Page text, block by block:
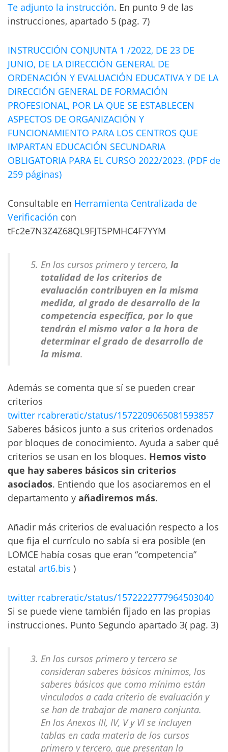
Te adjunto la instrucción. En punto 9 de las
instrucciones, apartado 5 (pag. 7)
INSTRUCCIÓN CONJUNTA 1 /2022, DE 23 DE
JUNIO, DE LA DIRECCIÓN GENERAL DE
ORDENACIÓN Y EVALUACIÓN EDUCATIVA Y DE LA
DIRECCIÓN GENERAL DE FORMACIÓN
PROFESIONAL, POR LA QUE SE ESTABLECEN
ASPECTOS DE ORGANIZACIÓN Y
FUNCIONAMIENTO PARA LOS CENTROS QUE
IMPARTAN EDUCACIÓN SECUNDARIA
OBLIGATORIA PARA EL CURSO 2022/2023. (PDF de
259 páginas)
Consultable en Herramienta Centralizada de
Verificación con
tFc2e7N3Z4Z68QL9FJT5PMHC4F7YYM
En los cursos primero y tercero, la
totalidad de los criterios de
evaluación contribuyen en la misma
medida, al grado de desarrollo de la
competencia específica, por lo que
tendrán el mismo valor a la hora de
determinar el grado de desarrollo de
la misma.
Además se comenta que sí se pueden crear
criterios
twitter rcabreratic/status/1572209065081593857
Saberes básicos junto a sus criterios ordenados
por bloques de conocimiento. Ayuda a saber qué
criterios se usan en los bloques. Hemos visto
que hay saberes básicos sin criterios
asociados. Entiendo que los asociaremos en el
departamento y añadiremos más.
Añadir más criterios de evaluación respecto a los
que fija el currículo no sabía si era posible (en
LOMCE había cosas que eran “competencia”
estatal art6.bis )
twitter rcabreratic/status/1572222777964503040
Si se puede viene también fijado en las propias
instrucciones. Punto Segundo apartado 3( pag. 3)
En los cursos primero y tercero se
consideran saberes básicos mínimos, los
saberes básicos que como mínimo están
vinculados a cada criterio de evaluación y
se han de trabajar de manera conjunta.
En los Anexos III, IV, V y VI se incluyen
tablas en cada materia de los cursos
primero y tercero, que presentan la